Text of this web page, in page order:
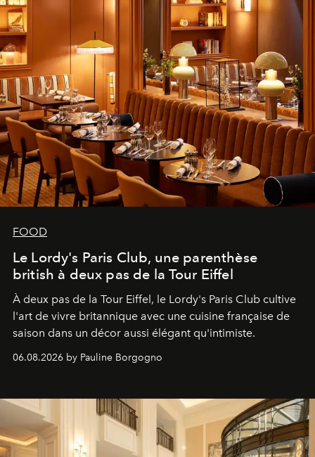
FOOD
Le Lordy's Paris Club, une parenthèse
british à deux pas de la Tour Eiffel
À deux pas de la Tour Eiffel, le Lordy's Paris Club cultive
l'art de vivre britannique avec une cuisine française de
saison dans un décor aussi élégant qu'intimiste.
06.08.2026 by Pauline Borgogno